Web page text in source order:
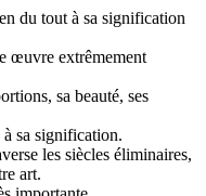
du tout à sa signification
œuvre extrêmement
sa beauté, ses
sa signification.
les siècles éliminaires,
art.